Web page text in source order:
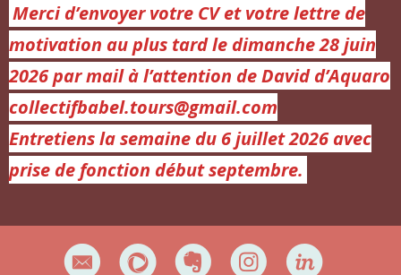
Merci d’envoyer votre CV et votre lettre de
motivation au plus tard le dimanche 28 juin
2026 par mail à l’attention de David d’Aquaro
collectifbabel.tours@gmail.com
Entretiens lasemaine du 6 juillet 2026 avec
prise de fonction début septembre.
k , J Q h